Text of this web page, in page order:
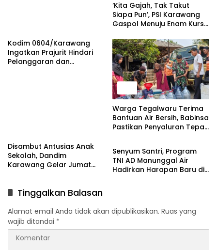
‘Kita Gajah, Tak Takut
Siapa Pun’, PSI Karawang
Gaspol Menuju Enam Kursi
Kodim 0604/Karawang
Ingatkan Prajurit Hindari
Pelanggaran dan
Warga Tegalwaru Terima
Bantuan Air Bersih, Babinsa
Pastikan Penyaluran Tepat
Disambut Antusias Anak
Sekolah, Dandim
Karawang Gelar Jumat
Berita
Senyum Santri, Program
TNI AD Manunggal Air
Hadirkan Harapan Baru di
Tinggalkan Balasan
Alamat email Anda tidak akan dipublikasikan. Ruas yang
wajib ditandai *